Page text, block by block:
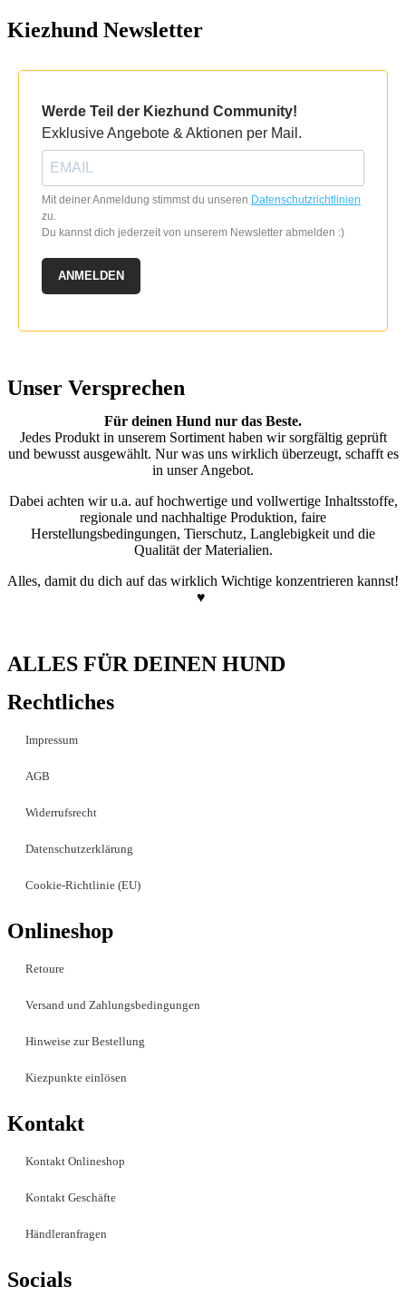
Kiezhund Newsletter
Werde Teil der Kiezhund Community!
Exklusive Angebote & Aktionen per Mail.
Mit deiner Anmeldung stimmst du unseren Datenschutzrichtlinien
zu.
Du kannst dich jederzeit von unserem Newsletter abmelden :)
ANMELDEN
Unser Versprechen
Für deinen Hund nur das Beste.
Jedes Produkt in unserem Sortiment haben wir sorgfältig geprüft
und bewusst ausgewählt. Nur was uns wirklich überzeugt, schafft es
in unser Angebot.
Dabei achten wir u.a. auf hochwertige und vollwertige Inhaltsstoffe,
regionale und nachhaltige Produktion, faire
Herstellungsbedingungen, Tierschutz, Langlebigkeit und die
Qualität der Materialien.
Alles, damit du dich auf das wirklich Wichtige konzentrieren kannst!
♥
ALLES FÜR DEINEN HUND
Rechtliches
Impressum
AGB
Widerrufsrecht
Datenschutzerklärung
Cookie-Richtlinie (EU)
Onlineshop
Retoure
Versand und Zahlungsbedingungen
Hinweise zur Bestellung
Kiezpunkte einlösen
Kontakt​
Kontakt Onlineshop
Kontakt Geschäfte
Händleranfragen
Socials